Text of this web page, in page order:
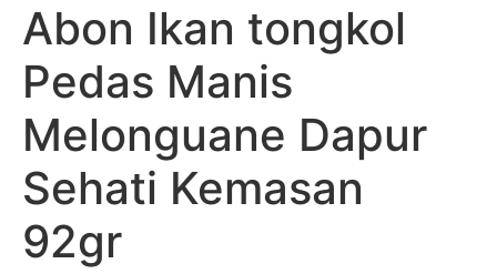
Abon Ikan tongkol
Pedas Manis
Melonguane Dapur
Sehati Kemasan
92gr